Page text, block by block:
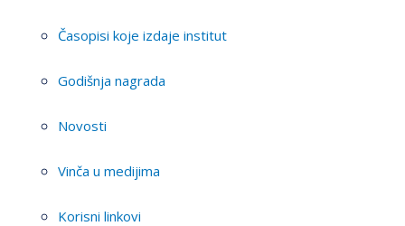
Časopisi koje izdaje institut
Godišnja nagrada
Novosti
Vinča u medijima
Korisni linkovi